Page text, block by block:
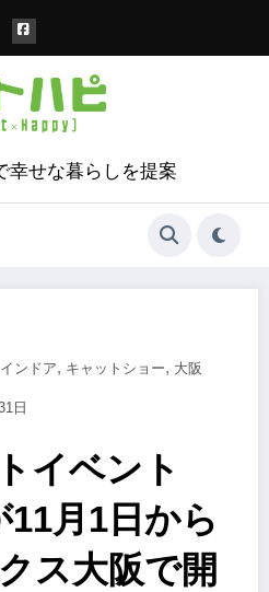
幸せな暮らしを提案
インドア, キャットショー, 大阪
日
イベント
11月1日から
ス大阪で開